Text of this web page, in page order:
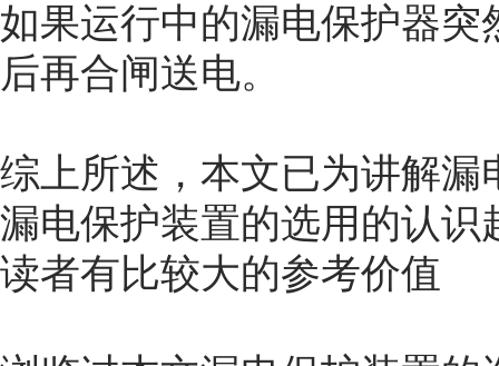
如果运行中的漏电保护器
后再合闸送电。
综上所述，本文已为讲解
漏电保护装置的选用 的认识
读者有比较大的参考价值